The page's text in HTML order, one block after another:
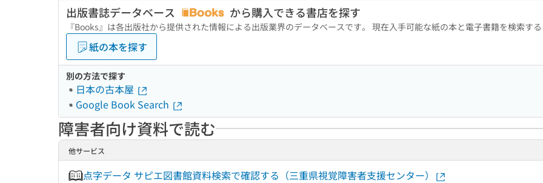
出版書誌データベース から購入できる書店を探す
『Books』は各出版社から提供された情報による出版業界のデータベースです。 現在入手可能な紙の本と電子書籍を検索す
紙の本を探す
別の方法で探す
日本の古本屋
Google Book Search
障害者向け資料で読む
他サービス
点字データ サピエ図書館資料検索で確認する（三重県視覚障害者支援センター）